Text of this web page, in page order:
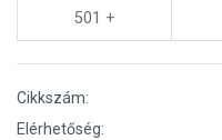
501 +
Cikkszám:
Elérhetőség: